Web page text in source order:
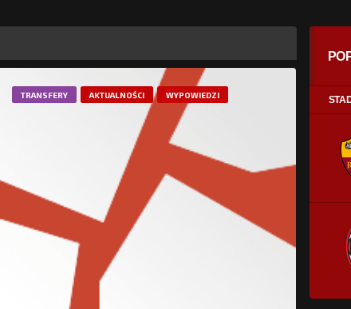
TRANSFERY AKTUALNOŚCI WYPOWIEDZI